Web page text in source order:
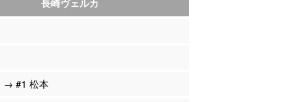
→ #1 松本